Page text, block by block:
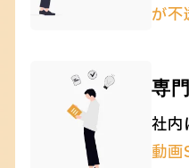
が不
専
社内
動画